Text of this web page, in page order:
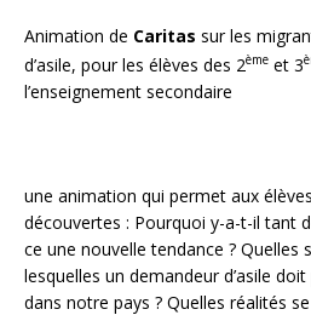
Animation de Caritas sur les
d’asile, pour les élèves des 2ème et 3
l’enseignement secondaire
une animation qui permet aux
découvertes : Pourquoi y-a-t-il tant
ce une nouvelle tendance ? Quelles
lesquelles un demandeur d’asile
dans notre pays ? Quelles réalités